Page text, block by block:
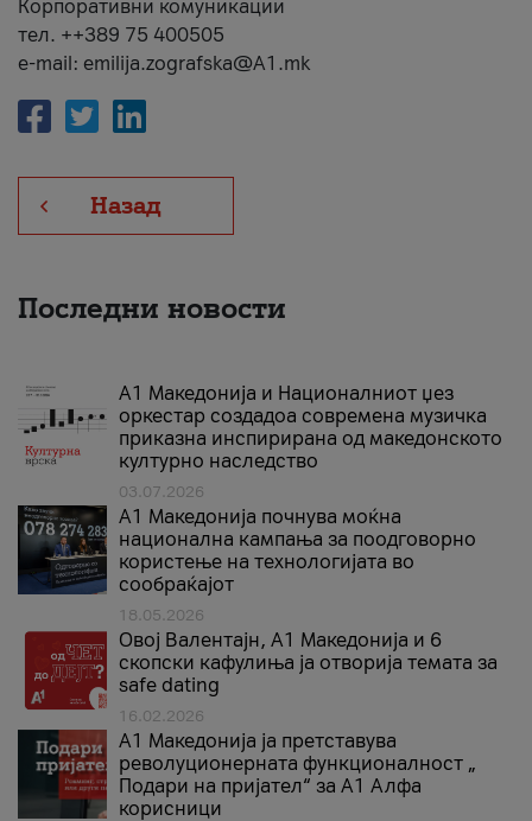
Корпоративни комуникации
тел. ++389 75 400505
e-mail: emilija.zografska@A1.mk
Назад
Последни новости
А1 Македонија и Националниот џез
оркестар создадоа современа музичка
приказна инспирирана од македонското
културно наследство
03.07.2026
A1 Македонија почнува моќна
национална кампања за поодговорно
користење на технологијата во
сообраќајот
18.05.2026
Овој Валентајн, A1 Македонија и 6
скопски кафулиња ја отворија темата за
safe dating
16.02.2026
А1 Македонија ја претставува
револуционерната функционалност „
Подари на пријател“ за А1 Алфа
корисници